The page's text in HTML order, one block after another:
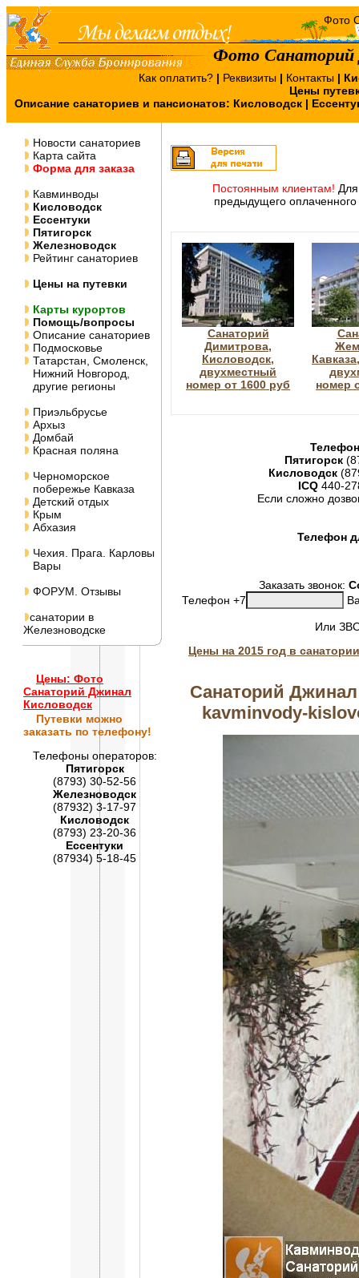
Фото Санаторий
Как оплатить? | Реквизиты | Контакты |
Цены
Описание санаториев и пансионатов: Кисловодск |
Новости санаториев
Карта сайта
Форма для заказа
Кавминводы
Кисловодск
Ессентуки
Пятигорск
Железноводск
Рейтинг санаториев
Цены на путевки
Карты курортов
Помощь/вопросы
Описание санаториев
Подмосковье
Татарстан, Смоленск,
Нижний Новгород,
другие регионы
Приэльбрусье
Архыз
Домбай
Красная поляна
Черноморское
побережье Кавказа
Детский отдых
Крым
Абхазия
Чехия. Прага. Карловы
Вары
ФОРУМ. Отзывы
санатории в
Железноводске
Цены: Фото
Санаторий Джинал
Кисловодск
Путевки можно
заказать по телефону!
Телефоны операторов:
Пятигорск
(8793) 30-52-56
Железноводск
(87932) 3-17-97
Кисловодск
(8793) 23-20-36
Ессентуки
(87934) 5-18-45
Постоянным клиентам!
предыдущего оплаченного
Санаторий
Димитрова,
Кисловодск,
двухместный
номер от 1600 руб
номер
Пятигорск
Кисловодск
ICQ440-
Если сложно
Телефон
Заказать звонок:
Телефон +7
Или
Цены на 2015 год в
Санаторий
kavminvody-